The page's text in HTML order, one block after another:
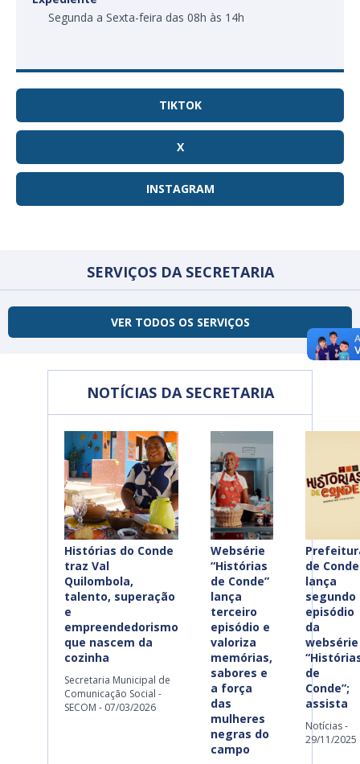
Segunda a Sexta-feira das 08h às 14h
TIKTOK
X
INSTAGRAM
SERVIÇOS DA SECRETARIA
VER TODOS OS SERVIÇOS
NOTÍCIAS DA SECRETARIA
Histórias do Conde
traz Val
Quilombola,
talento, superação
e
empreendedorismo
que nascem da
cozinha
Secretaria Municipal de
Comunicação Social -
SECOM - 07/03/2026
Websérie
“Histórias
de Conde”
lança
terceiro
episódio e
valoriza
memórias,
sabores e
a força
das
mulheres
negras do
campo
de Conde
lança
segundo
episódio
da
websérie
de
Conde”;
assista
Notícias -
29/11/2025